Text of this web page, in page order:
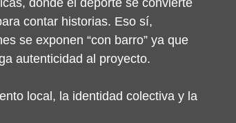
donde el deporte se convierte
contar historias. Eso sí,
se exponen “con barro” ya que
autenticidad al proyecto.
local, la identidad colectiva y la